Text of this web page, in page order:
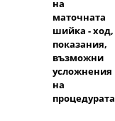
на
маточната
шийка - ход,
показания,
възможни
усложнения
на
процедурата